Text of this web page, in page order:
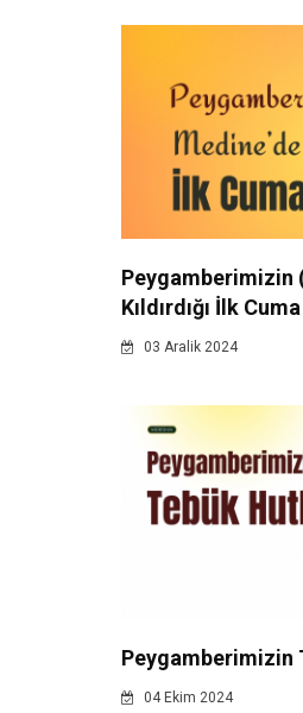
Peygamberimizin
Kıldırdığı İlk
03 Aralik 2024
Peygamberimizin
04 Ekim 2024